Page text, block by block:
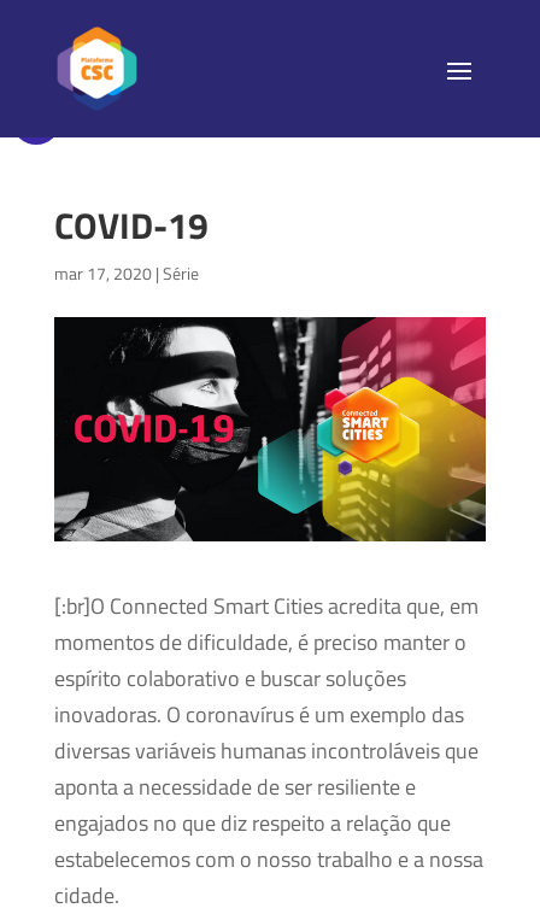
COVID-19
mar 17, 2020|Série
[:br]O Connected Smart Cities acredita que, em
momentos de dificuldade, é preciso manter o
espírito colaborativo e buscar soluções
inovadoras. O coronavírus é um exemplo das
diversas variáveis humanas incontroláveis que
aponta a necessidade de ser resiliente e
engajados no que diz respeito a relação que
estabelecemos com o nosso trabalho e a nossa
cidade.